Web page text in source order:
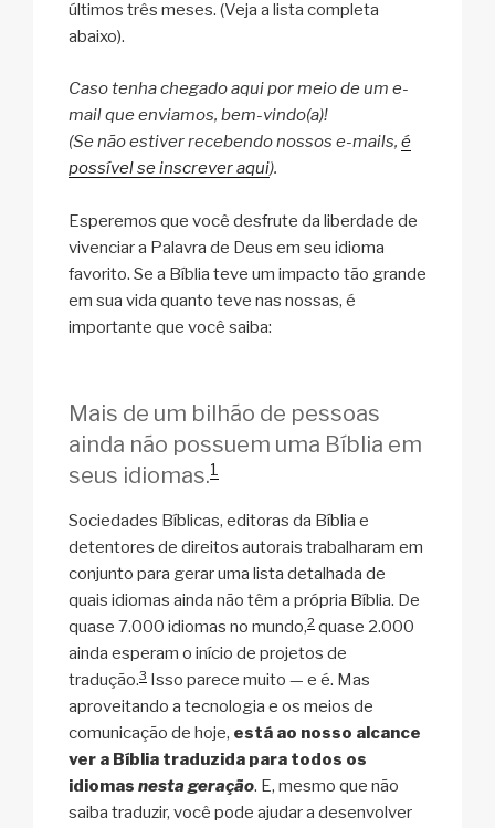
últimos três meses. (Veja a lista completa
abaixo).
Caso tenha chegado aqui por meio de um e-
mail que enviamos, bem-vindo(a)!
(Se não estiver recebendo nossos e-mails, é
possível se inscrever aqui).
Esperemos que você desfrute da liberdade de
vivenciar a Palavra de Deus em seu idioma
favorito. Se a Bíblia teve um impacto tão grande
em sua vida quanto teve nas nossas, é
importante que você saiba:
Mais de um bilhão de pessoas
ainda não possuem uma Bíblia em
seus idiomas.1
Sociedades Bíblicas, editoras da Bíblia e
detentores de direitos autorais trabalharam em
conjunto para gerar uma lista detalhada de
quais idiomas ainda não têm a própria Bíblia. De
quase 7.000 idiomas no mundo,2 quase 2.000
ainda esperam o início de projetos de
tradução.3
Isso parece muito — e é. Mas
aproveitando a tecnologia e os meios de
comunicação de hoje, está ao nosso alcance
ver a Bíblia traduzida para todos os
idiomas nesta geração. E, mesmo que não
saiba traduzir, você pode ajudar a desenvolver